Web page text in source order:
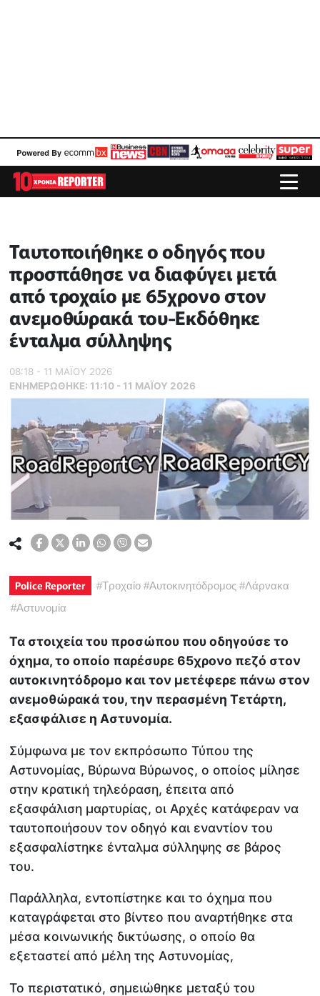
Ταυτοποιήθηκε ο οδηγός που
προσπάθησε να διαφύγει μετά
από τροχαίο με 65χρονο στον
ανεμοθώρακά του-Εκδόθηκε
ένταλμα σύλληψης
08:18 - 11 ΜΑΪ́ΟΥ 2026
ΕΝΗΜΕΡΏΘΗΚΕ: 11:10 - 11 ΜΑΪ́ΟΥ 2026
Police Reporter #Τροχαίο #Αυτοκινητόδρομος #Λάρνακα
#Αστυνομία
Τα στοιχεία του προσώπου που οδηγούσε το
όχημα, το οποίο παρέσυρε 65χρονο πεζό στον
αυτοκινητόδρομο και τον μετέφερε πάνω στον
ανεμοθώρακά του, την περασμένη Τετάρτη,
εξασφάλισε η Αστυνομία.
Σύμφωνα με τον εκπρόσωπο Τύπου της
Αστυνομίας, Βύρωνα Βύρωνος, ο οποίος μίλησε
στην κρατική τηλεόραση, έπειτα από
εξασφάλιση μαρτυρίας, οι Αρχές κατάφεραν να
ταυτοποιήσουν τον οδηγό και εναντίον του
εξασφαλίστηκε ένταλμα σύλληψης σε βάρος
του.
Παράλληλα, εντοπίστηκε και το όχημα που
καταγράφεται στο βίντεο που αναρτήθηκε στα
μέσα κοινωνικής δικτύωσης, ο οποίο θα
εξεταστεί από μέλη της Αστυνομίας,
Το περιστατικό, σημειώθηκε μεταξύ του